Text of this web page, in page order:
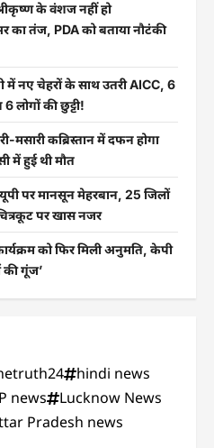
के वंशज नहीं हो
तंज, PDA को बताया नौटंकी
में नए चेहरों के साथ उतरी AICC, 6
लोगों की छुट्टी!
मसारी कब्रिस्तान में दफन होगा
में हुई थी मौत
पर मानसून मेहरबान, 25 जिलों
पर खास नजर
को फिर मिली अनुमति, केपी
की गूंज’
hindi news
news
Lucknow News
Pradesh news